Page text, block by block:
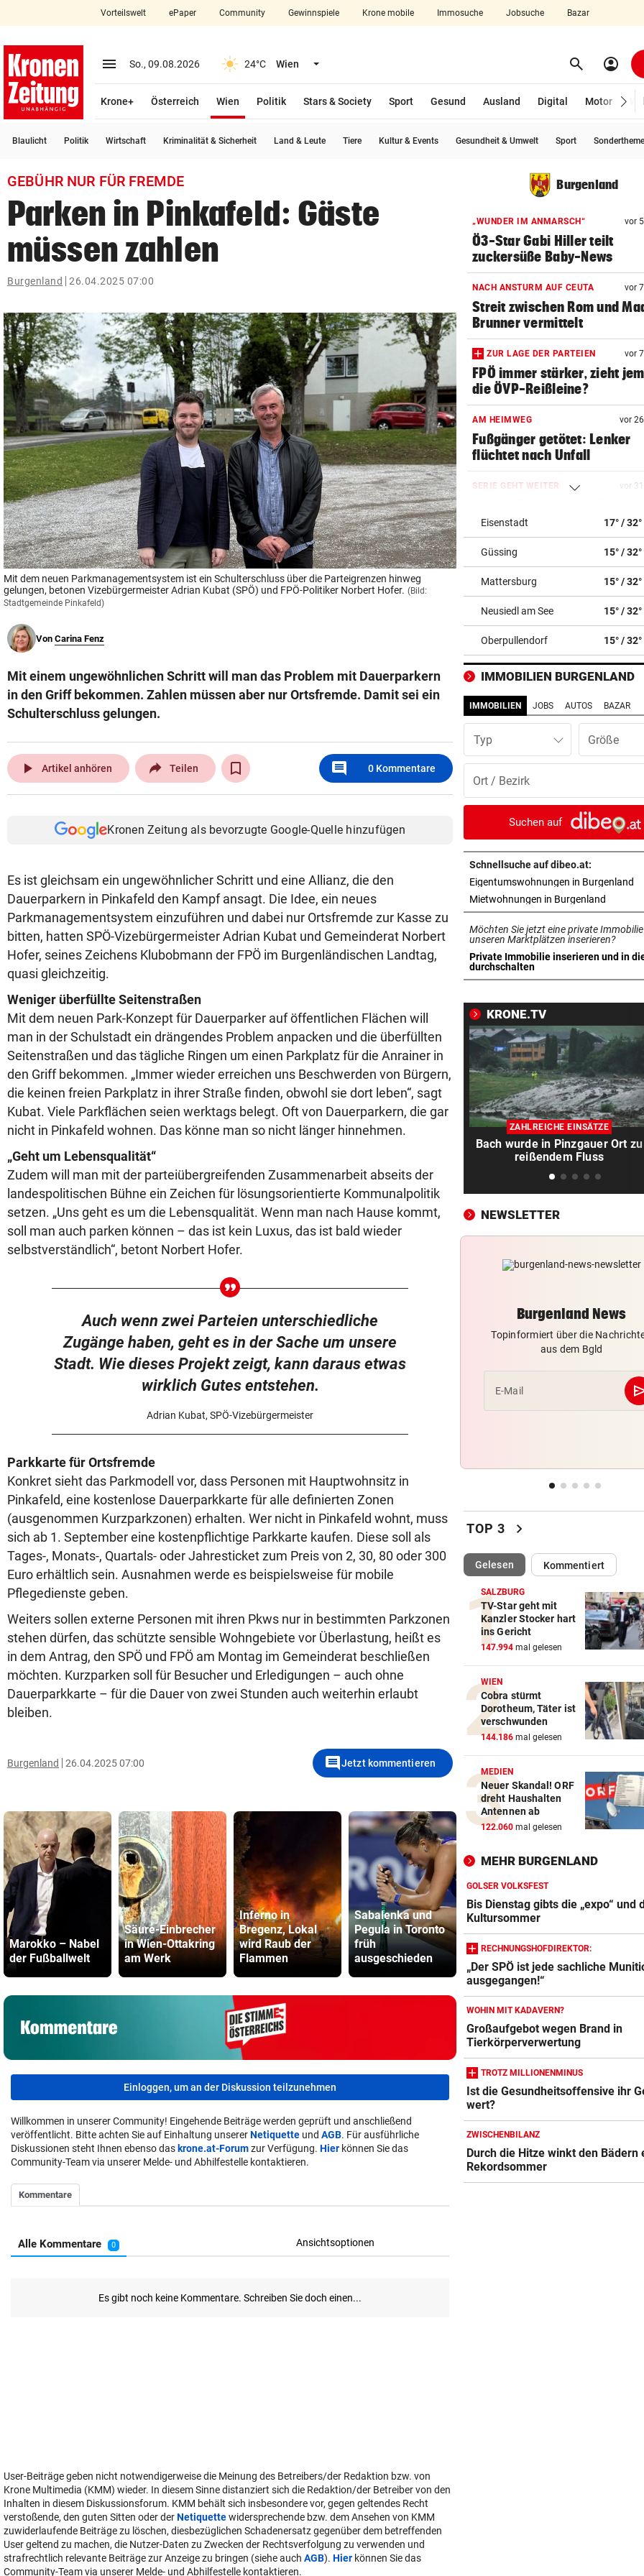
closeSchließen
account_circle Anmelden
arrow_right
bookmark
search
Suchbegriff
eingeben
© Krone Multimedia GmbH & Co KG 2026
Muthgasse 2, 1190 Wien
Vorteilswelt ePaper Community Gewinnspiele Krone mobile Immosuche Jobsuche Bazar
menu Menü aufklappen
So., 09.08.2026 24°C Wien Menü aufklappen search Suchen
account_circle
Krone+ Österreich Wien
Politik
Stars & Society Sport Gesund Ausland Digital Motor
Blaulicht Politik Wirtschaft Kriminalität & Sicherheit Land & Leute Tiere Kultur & Events Gesundheit & Umwelt Sport
GEBÜHR NUR FÜR FREMDE
Parken in Pinkafeld: Gäste
müssen zahlen
Burgenland 26.04.2025 07:00
Mit dem neuen Parkmanagementsystem ist ein Schulterschluss über die Parteigrenzen hinweg
gelungen, betonen Vizebürgermeister Adrian Kubat (SPÖ) und FPÖ-Politiker Norbert Hofer. (Bild:
Stadtgemeinde Pinkafeld)
Von Carina Fenz
Mit einem ungewöhnlichen Schritt will man das Problem mit Dauerparkern
in den Griff bekommen. Zahlen müssen aber nur Ortsfremde. Damit sei ein
Schulterschluss gelungen.
play_arrow Artikel anhören Teilen comment 0 Kommentare
Kronen Zeitung als bevorzugte Google-Quelle hinzufügen
Es ist gleichsam ein ungewöhnlicher Schritt und eine Allianz, die den
Dauerparkern in Pinkafeld den Kampf ansagt. Die Idee, ein neues
Parkmanagementsystem einzuführen und dabei nur Ortsfremde zur Kasse zu
bitten, hatten SPÖ-Vizebürgermeister Adrian Kubat und Gemeinderat Norbert
Hofer, seines Zeichens Klubobmann der FPÖ im Burgenländischen Landtag,
quasi gleichzeitig.
Weniger überfüllte Seitenstraßen
Mit dem neuen Park-Konzept für Dauerparker auf öffentlichen Flächen will
man in der Schulstadt ein drängendes Problem anpacken und die überfüllten
Seitenstraßen und das tägliche Ringen um einen Parkplatz für die Anrainer in
den Griff bekommen. „Immer wieder erreichen uns Beschwerden von Bürgern,
die keinen freien Parkplatz in ihrer Straße finden, obwohl sie dort leben“, sagt
Kubat. Viele Parkflächen seien werktags belegt. Oft von Dauerparkern, die gar
nicht in Pinkafeld wohnen. Das könne man so nicht länger hinnehmen.
„Geht um Lebensqualität“
Zudem will man mit der parteiübergreifenden Zusammenarbeit abseits der
landespolitischen Bühne ein Zeichen für lösungsorientierte Kommunalpolitik
setzen. „Uns geht es um die Lebensqualität. Wenn man nach Hause kommt,
soll man auch parken können – das ist kein Luxus, das ist bald wieder
selbstverständlich“, betont Norbert Hofer.
Auch wenn zwei Parteien unterschiedliche
Zugänge haben, geht es in der Sache um unsere
Stadt. Wie dieses Projekt zeigt, kann daraus etwas
wirklich Gutes entstehen.
Adrian Kubat, SPÖ-Vizebürgermeister
Parkkarte für Ortsfremde
Konkret sieht das Parkmodell vor, dass Personen mit Hauptwohnsitz in
Pinkafeld, eine kostenlose Dauerparkkarte für alle definierten Zonen
(ausgenommen Kurzparkzonen) erhalten. Wer nicht in Pinkafeld wohnt, muss
sich ab 1. September eine kostenpflichtige Parkkarte kaufen. Diese soll als
Tages-, Monats-, Quartals- oder Jahresticket zum Preis von 2, 30, 80 oder 300
Euro erhältlich sein. Ausnahmen werde es beispielsweise für mobile
Pflegedienste geben.
Weiters sollen externe Personen mit ihren Pkws nur in bestimmten Parkzonen
stehen dürfen, das schützte sensible Wohngebiete vor Überlastung, heißt es
in dem Antrag, den SPÖ und FPÖ am Montag im Gemeinderat beschließen
möchten. Kurzparken soll für Besucher und Erledigungen – auch ohne
Dauerparkkarte – für die Dauer von zwei Stunden auch weiterhin erlaubt
bleiben.
Burgenland 26.04.2025 07:00 commentJetzt kommentieren
Marokko – Nabel
der Fußballwelt
Säure-Einbrecher
in Wien-Ottakring
am Werk
Inferno in
Bregenz, Lokal
wird Raub der
Flammen
Sabalenka und
Pegula in Toronto
früh
ausgeschieden
Einschussloch in
ihrem Auto
Besucher
Festival
Einloggen, um an der Diskussion teilzunehmen
Willkommen in unserer Community! Eingehende Beiträge werden geprüft und anschließend
veröffentlicht. Bitte achten Sie auf Einhaltung unsererNetiquette und AGB. Für ausführliche
Diskussionen steht Ihnen ebenso das krone.at-Forumzur Verfügung. Hier können Sie das
Community-Team via unserer Melde- und Abhilfestelle kontaktieren.
User-Beiträge geben nicht notwendigerweise die Meinung des Betreibers/der Redaktion bzw. von
Krone Multimedia (KMM) wieder. In diesem Sinne distanziert sich die Redaktion/der Betreiber von den
Inhalten in diesem Diskussionsforum. KMM behält sich insbesondere vor, gegen geltendes Recht
verstoßende, den guten Sitten oder derNetiquettewidersprechende bzw. dem Ansehen von KMM
zuwiderlaufende Beiträge zu löschen, diesbezüglichen Schadenersatz gegenüber dem betreffenden
User geltend zu machen, die Nutzer-Daten zu Zwecken der Rechtsverfolgung zu verwenden und
strafrechtlich relevante Beiträge zur Anzeige zu bringen (siehe auch AGB). Hier können Sie das
Community-Team via unserer Melde- und Abhilfestelle kontaktieren.
Burgenland
„WUNDER IM ANMARSCH“ vor
Ö3-Star Gabi Hiller teilt
zuckersüße Baby-News
NACH ANSTURM AUF CEUTA vor
Streit zwischen Rom und
Brunner vermittelt
ZUR LAGE DER PARTEIEN vor
FPÖ immer stärker, zieht
die ÖVP-Reißleine?
AM HEIMWEG vor
Fußgänger getötet: Lenker
flüchtet nach Unfall
SERIE GEHT WEITER vor
Ottakring am Werk
ALLE TITEL WEG, ABER: vor
Ex-Prinz Andrew soll royales
Begräbnis erhalten
vor
ORF beruhigt: „Meiste mehr
einen Empfangsweg“
DEUTLICHE WORTE
„Katastrophal“: Benatia
mit Ex-Klub ab
ihrem Auto
JEDE 5. IST GEFÄHRDET vor
Armut: Kindererziehung
Frauen die Pension
MIT DROGEN IM GEPÄCK vor
Mädchen (8) von E-Scooter-
Fahrer niedergerast
Polizisten von
mitgeschleift
EINSATZ IN WOLFURT
Traktor während der Fahrt in
Flammen aufgegangen
NIMMT SPRICHWORT ERNST vor 2
Schweizer Influencer frisst
echten Besen
LIZENZEN FEHLEN vor
der Warteschleife
VERANSTALTER GESCHOCKT
Drohung: 3000 Besucher
einem Nachbarland!
FATALE GLUTHITZE
BABYGLÜCK MIT TOM BECK vor 2
Mann ein – tot
Eisenstadt 17° / 32°
Güssing 15° / 32°
Mattersburg 15° / 32°
Neusiedl am See 15° / 32°
Oberpullendorf 15° / 32°
IMMOBILIEN BURGENLAND
IMMOBILIEN JOBS AUTOS BAZAR
Typ
Suchen auf
Schnellsuche auf dibeo.at:
Eigentumswohnungen in Burgenland
Mietwohnungen in Burgenland
Möchten Sie jetzt eine private
unseren Marktplätzen inserieren?
Private Immobilie inserieren und in
durchschalten
in neuem Tab öffnen
KRONE.TV
ZAHLREICHE EINSÄTZE
Bach wurde in Pinzgauer Ort zu
reißendem Fluss
NEWSLETTER
Burgenland News
Topinformiert über die
aus dem Bgld
E-Mail
TOP 3 chevron_right
Gelesen(ausgewählt)Kommentiert
SALZBURG
TV-Star geht mit
Kanzler Stocker hart
ins Gericht
147.994 mal gelesen
WIEN
Cobra stürmt
Dorotheum, Täter ist
verschwunden
144.186 mal gelesen
MEDIEN
Neuer Skandal! ORF
dreht Haushalten
Antennen ab
122.060 mal gelesen
MEHR BURGENLAND
GOLSER VOLKSFEST
Bis Dienstag gibts die „expo“ und
Kultursommer
RECHNUNGSHOFDIREKTOR:
„Der SPÖ ist jede sachliche
ausgegangen!“
WOHIN MIT KADAVERN?
Großaufgebot wegen Brand in
Tierkörperverwertung
TROTZ MILLIONENMINUS
Ist die Gesundheitsoffensive ihr
wert?
ZWISCHENBILANZ
Durch die Hitze winkt den Bädern
Rekordsommer